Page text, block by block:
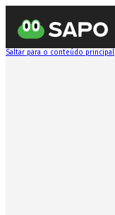
Saltar para o conteúdo principal